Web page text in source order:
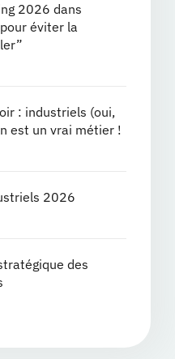
2026 dans
éviter la
: industriels (oui,
est un vrai métier !
2026
des